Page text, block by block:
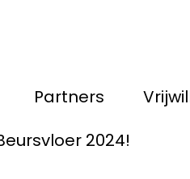
Partners
2024!